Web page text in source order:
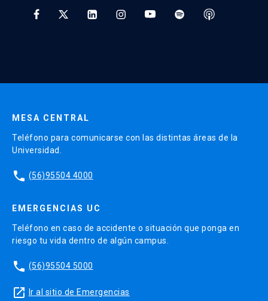
MESA CENTRAL
Teléfono para comunicarse con las distintas áreas de la
Universidad.
phone (56)95504 4000
EMERGENCIAS UC
Teléfono en caso de accidente o situación que ponga en
riesgo tu vida dentro de algún campus.
phone (56)95504 5000
launch Ir al sitio de Emergencias